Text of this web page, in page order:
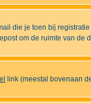
die je toen bij
om de ruimte van
link (meestal bovenaan